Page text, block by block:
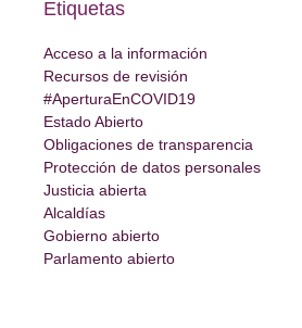
Etiquetas
Acceso a la información
Recursos de revisión
#AperturaEnCOVID19
Estado Abierto
Obligaciones de transparencia
Protección de datos personales
Justicia abierta
Alcaldías
Gobierno abierto
Parlamento abierto